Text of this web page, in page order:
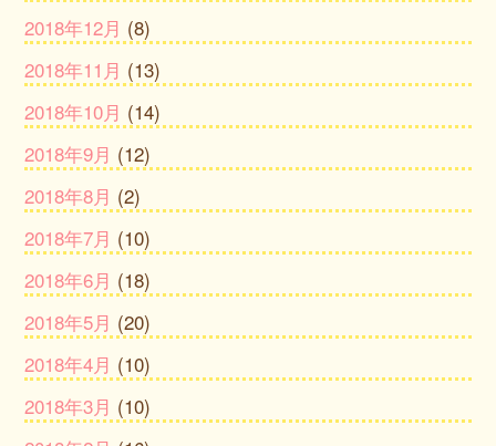
2018年12月 (8)
2018年11月 (13)
2018年10月 (14)
2018年9月 (12)
2018年8月 (2)
2018年7月 (10)
2018年6月 (18)
2018年5月 (20)
2018年4月 (10)
2018年3月 (10)